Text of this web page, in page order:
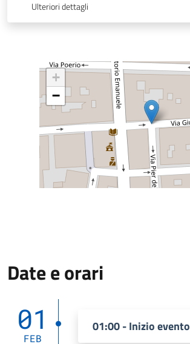
Ulteriori dettagli
+
−
Date e orari
01
FEB
01:00 - Inizio evento